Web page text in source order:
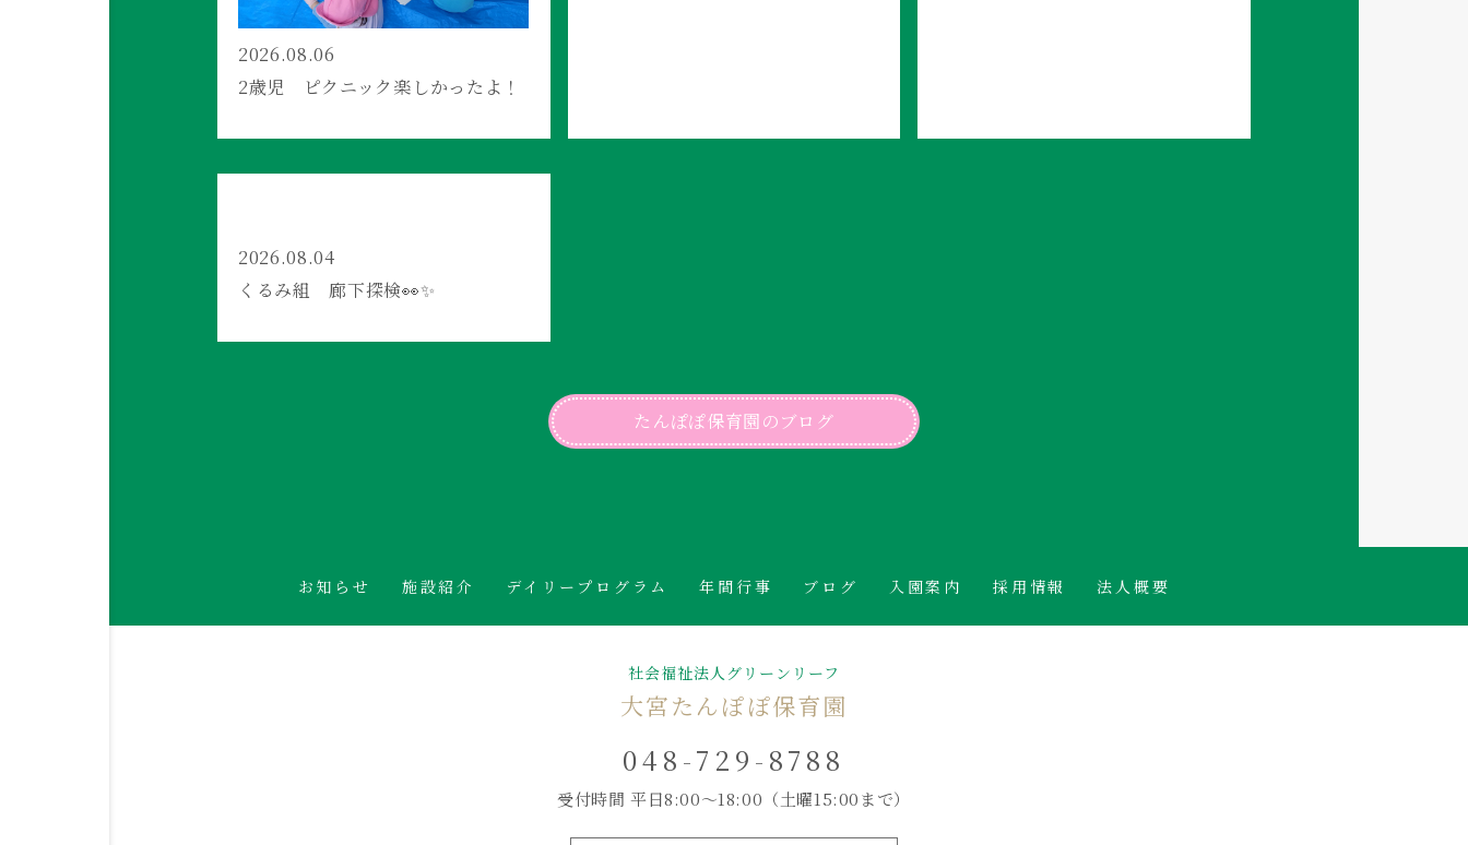
2026.08.06
2歳児 ピクニック楽しかったよ！
2026.08.04
くるみ組 廊下探検👀✨
たんぽぽ保育園のブログ
お知らせ 施設紹介 デイリープログラム 年間行事 ブログ 入園案内 採用情報 法人概要
社会福祉法人グリーンリーフ
大宮たんぽぽ保育園
048-729-8788
受付時間 平日8:00～18:00 （土曜15:00まで）